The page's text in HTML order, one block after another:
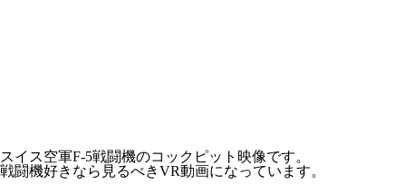
スイス空軍F-5戦闘機のコックピット映像です。
戦闘機好きなら見るべきVR動画になっています。